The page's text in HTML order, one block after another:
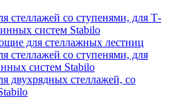
стеллажей со ступенями, для Т-
систем Stabilo
для стеллажных лестниц
стеллажей со ступенями, для
систем Stabilo
двухрядных стеллажей, со